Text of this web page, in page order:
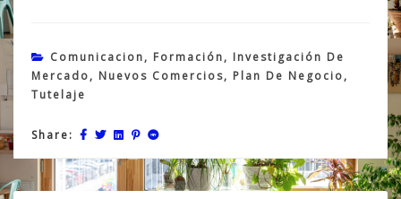
Comunicacion, Formación, Investigación De
Mercado, Nuevos Comercios, Plan De Negocio,
Tutelaje
Share: